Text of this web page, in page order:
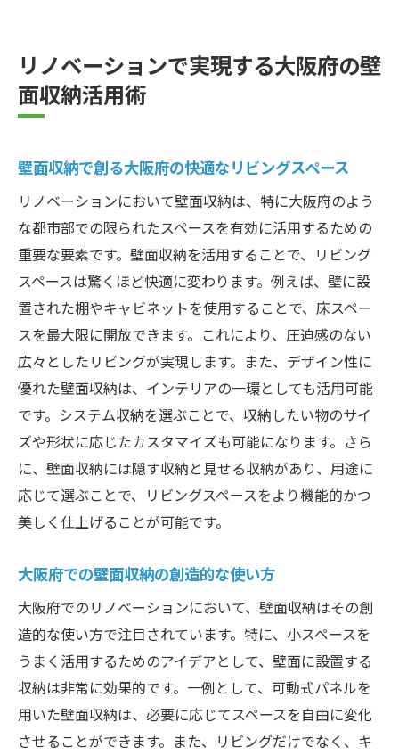
リノベーションで実現する大阪府の壁
面収納活用術
壁面収納で創る大阪府の快適なリビングスペース
リノベーションにおいて壁面収納は、特に大阪府のよう
な都市部での限られたスペースを有効に活用するための
重要な要素です。壁面収納を活用することで、リビング
スペースは驚くほど快適に変わります。例えば、壁に設
置された棚やキャビネットを使用することで、床スペー
スを最大限に開放できます。これにより、圧迫感のない
広々としたリビングが実現します。また、デザイン性に
優れた壁面収納は、インテリアの一環としても活用可能
です。システム収納を選ぶことで、収納したい物のサイ
ズや形状に応じたカスタマイズも可能になります。さら
に、壁面収納には隠す収納と見せる収納があり、用途に
応じて選ぶことで、リビングスペースをより機能的かつ
美しく仕上げることが可能です。
大阪府での壁面収納の創造的な使い方
大阪府でのリノベーションにおいて、壁面収納はその創
造的な使い方で注目されています。特に、小スペースを
うまく活用するためのアイデアとして、壁面に設置する
収納は非常に効果的です。一例として、可動式パネルを
用いた壁面収納は、必要に応じてスペースを自由に変化
させることができます。また、リビングだけでなく、キ